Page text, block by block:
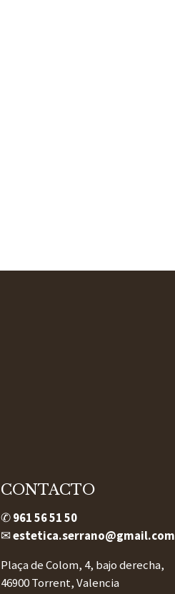
CONTACTO
✆961 56 51 50
✉estetica.serrano@gmail.com
Plaça de Colom, 4, bajo derecha,
46900 Torrent, Valencia